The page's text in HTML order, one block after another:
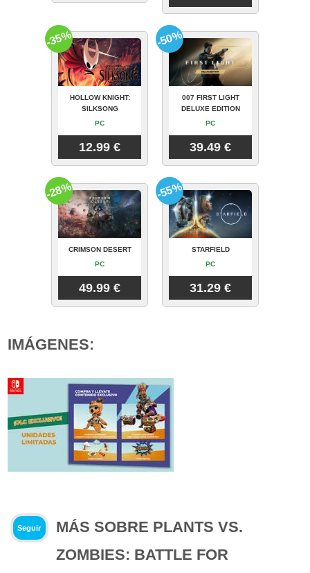
HOLLOW KNIGHT:
SILKSONG
PC
12.99 €
-35%
007 FIRST LIGHT
DELUXE EDITION
PC
39.49 €
-50%
CRIMSON DESERT
PC
49.99 €
-28%
STARFIELD
PC
31.29 €
-55%
IMÁGENES:
Seguir
MÁS SOBRE PLANTS VS.
ZOMBIES: BATTLE FOR